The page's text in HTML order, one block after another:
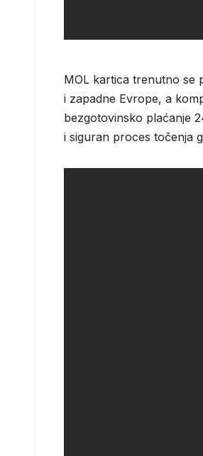
MOL kartica trenutno se
i zapadne Evrope, a
bezgotovinsko plaćanje
i siguran proces točenja